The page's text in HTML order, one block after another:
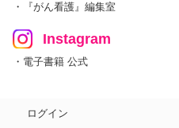
・『がん看護』編集室
Instagram
・電子書籍 公式
ログイン